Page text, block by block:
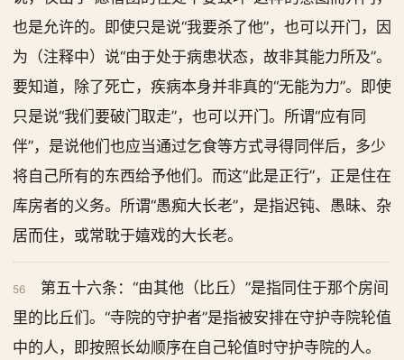
也是允许的。即使只是说“我要杀了他”，也可以开门，因
为（注释中）说“由于处于病患状态，故非其能力所及”。
要知道，除了死亡，疾病本身并非真的“无能为力”。即使
只是说“我们要破门取走”，也可以开门。所谓“应有同
伴”，是说他们也应当通过乞食等方式寻得同伴后，多少
将自己所有的东西给予他们。而这“此是正行”，正是住在
库房者的义务。所谓“愚痴大长老”，是指迟钝、愚昧、杂
居而住，或常耽于嬉戏的大长老。
56
第五十六条：“由其他（比丘）”是指同住于那个房间
里的比丘们。“寺院的守护者”是指被安排在守护寺院轮值
中的人，即按照长幼顺序在自己轮值时守护寺院的人。